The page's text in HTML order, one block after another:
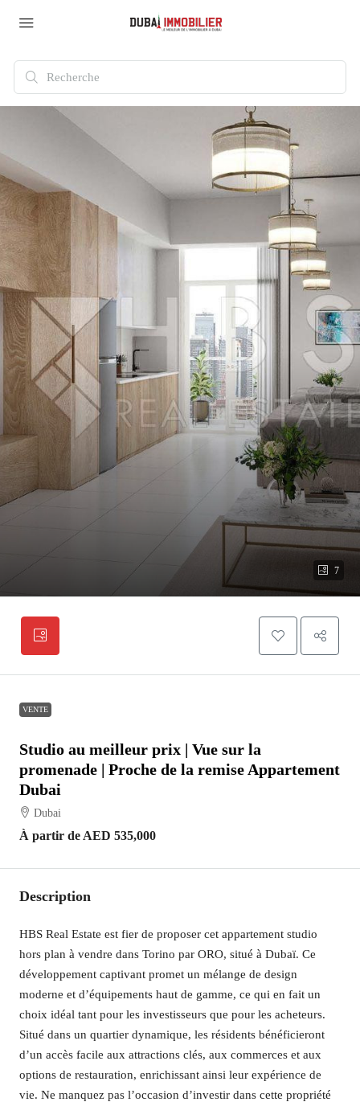
7
VENTE
Studio au meilleur prix | Vue sur la
promenade | Proche de la remise Appartement
Dubai
Dubai
À partir de AED 535,000
Description
HBS Real Estate est fier de proposer cet appartement studio
hors plan à vendre dans Torino par ORO, situé à Dubaï. Ce
développement captivant promet un mélange de design
moderne et d’équipements haut de gamme, ce qui en fait un
choix idéal tant pour les investisseurs que pour les acheteurs.
Situé dans un quartier dynamique, les résidents bénéficieront
d’un accès facile aux attractions clés, aux commerces et aux
options de restauration, enrichissant ainsi leur expérience de
vie. Ne manquez pas l’occasion d’investir dans cette propriété